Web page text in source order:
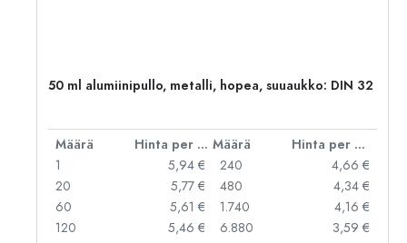
50 ml alumiinipullo, metalli, hopea, suuaukko: DIN 32
Määrä Hinta per kpl Määrä
Hinta per kpl
1
5,94 €
20
5,77 €
60
5,61 €
120
5,46 €
240
4,66 €
480
4,34 €
1.740
4,16 €
6.880
3,59 €